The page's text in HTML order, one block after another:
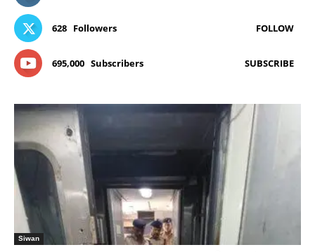
628 Followers FOLLOW
695,000 Subscribers SUBSCRIBE
Siwan